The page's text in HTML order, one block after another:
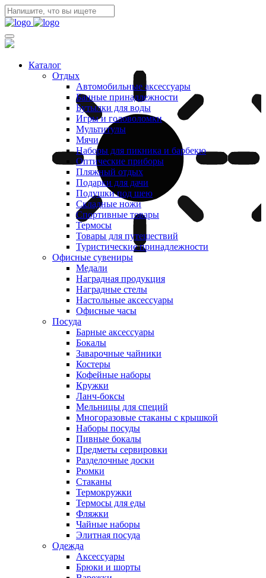
Каталог
Отдых
Автомобильные аксессуары
Банные принадлежности
Бутылки для воды
Игры и головоломки
Мультитулы
Мячи
Наборы для пикника и барбекю
Оптические приборы
Пляжный отдых
Подарки для дачи
Подушки под шею
Складные ножи
Спортивные товары
Термосы
Товары для путешествий
Туристические принадлежности
Офисные сувениры
Медали
Наградная продукция
Наградные стелы
Настольные аксессуары
Офисные часы
Посуда
Барные аксессуары
Бокалы
Заварочные чайники
Костеры
Кофейные наборы
Кружки
Ланч-боксы
Мельницы для специй
Многоразовые стаканы с крышкой
Наборы посуды
Пивные бокалы
Предметы сервировки
Разделочные доски
Рюмки
Стаканы
Термокружки
Термосы для еды
Фляжки
Чайные наборы
Элитная посуда
Одежда
Аксессуары
Брюки и шорты